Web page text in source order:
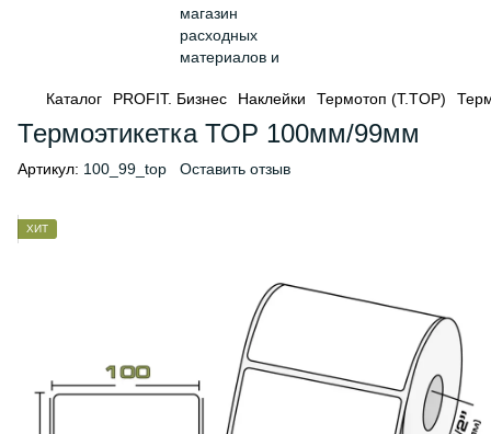
Каталог PROFIT. Бизнес Наклейки Термотоп (T.TOP)
Термоэтикетка ТОР 100мм/99мм
Артикул: 100_99_top Оставить отзыв
ХИТ